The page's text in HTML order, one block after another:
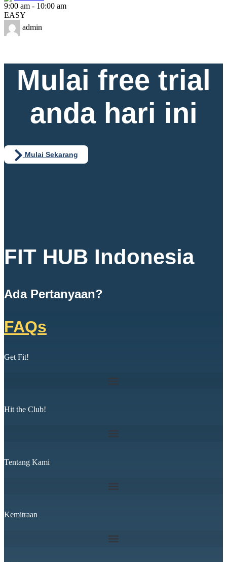
9:00 am - 10:00 am
EASY
admin
Mulai free trial
anda hari ini
Mulai Sekarang
FIT HUB Indonesia
Ada Pertanyaan?
FAQs
Get Fit!
Hit the Club!
Tentang Kami
Kemitraan